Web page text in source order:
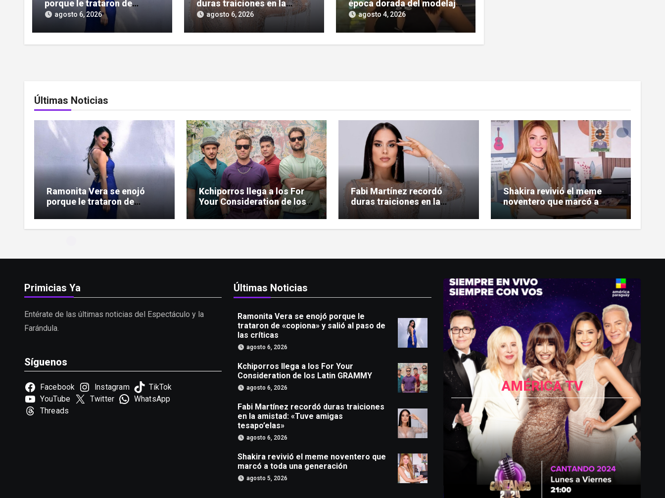
porque le trataron de
«copiona» y salió al paso de
las críticas
agosto 6, 2026
duras traiciones en la
amistad: «Tuve amigas
tesapo’elas»
agosto 6, 2026
época dorada del modelaje
y los agarrones en los
boliches
agosto 4, 2026
Últimas Noticias
Ramonita Vera se enojó
porque le trataron de
«copiona» y salió al paso de
las críticas
Kchiporros llega a los For
Your Consideration de los
Latin GRAMMY
Fabi Martínez recordó
duras traiciones en la
amistad: «Tuve amigas
tesapo’elas»
Shakira revivió el meme
noventero que marcó a
toda una generación
Primicias Ya
Entérate de las últimas noticias del Espectáculo y la
Farándula.
Síguenos
Facebook Instagram
TikTok
YouTube
Twitter
WhatsApp
Threads
Últimas Noticias
Ramonita Vera se enojó porque le
trataron de «copiona» y salió al paso de
las críticas
agosto 6, 2026
Kchiporros llega a los For Your
Consideration de los Latin GRAMMY
agosto 6, 2026
Fabi Martínez recordó duras traiciones
en la amistad: «Tuve amigas
tesapo’elas»
agosto 6, 2026
Shakira revivió el meme noventero que
marcó a toda una generación
agosto 5, 2026
AMÉRICA TV